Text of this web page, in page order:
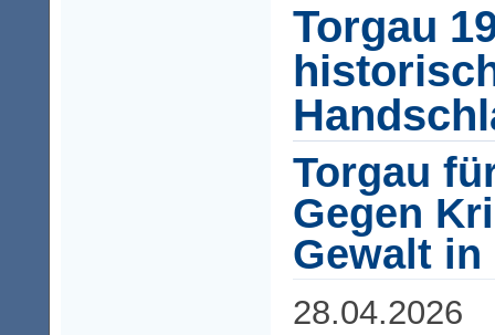
Torgau
Torgau
Gegen
Gewalt in
28.04.2026